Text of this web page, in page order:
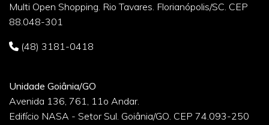
Multi Open Shopping. Rio Tavares. Florianópolis/SC. CEP
88.048-301
(48) 3181-0418
Unidade Goiânia/GO
Avenida 136, 761, 11o Andar.
Edifício NASA - Setor Sul. Goiânia/GO. CEP 74.093-250